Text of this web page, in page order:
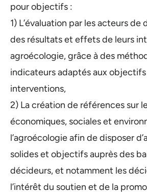
pour objectifs :
1) L’évaluation par les acteurs
des résultats et effets de leurs
agroécologie, grâce à des
indicateurs adaptés aux
interventions,
2) La création de références sur
économiques, sociales et
l’agroécologie afin de disposer
solides et objectifs auprès des
décideurs, et notamment les
l’intérêt du soutien et de la